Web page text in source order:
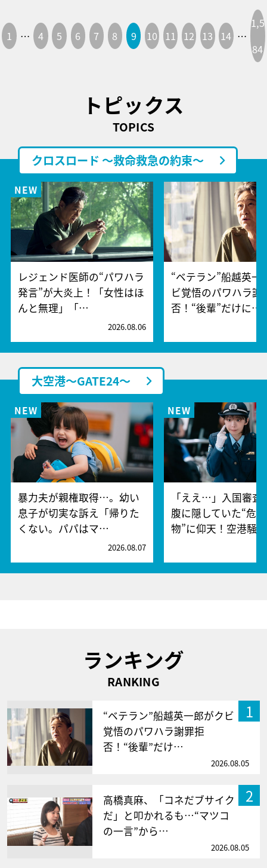
1 … 4 5 6 7 8 9 10 11 12 13 14 …
1,5
84
トピックス
TOPICS
クロスロード ～救命救急の約束～
レジェンド医師の“パワハラ
発言”が大炎上！「女性はほ
んと無理」「…
2026.08.06
“ベテラン”船越英一
ビ覚悟のパワハラ謝
否！“後輩”だけに…
大空港～GATE24～
暴力夫が親権取得…。幼い
息子が切実な訴え「帰りた
くない。パパはマ…
2026.08.07
「ええ…」入国審査
腹に隠していた“危
物”に仰天！空港騒
ランキング
RANKING
1
“ベテラン”船越英一郎がクビ
覚悟のパワハラ謝罪拒
否！“後輩”だけ…
2026.08.05
2
高橋真麻、「コネだブサイク
だ」と叩かれるも…“マツコ
の一言”から…
2026.08.05